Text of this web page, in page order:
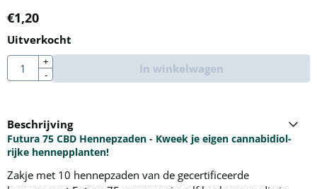
€1,20
Uitverkocht
Aantal
+
-
In winkelwagen
Beschrijving
Futura 75 CBD Hennepzaden - Kweek je eigen cannabidiol-
rijke hennepplanten!
Zakje met 10 hennepzaden van de gecertificeerde